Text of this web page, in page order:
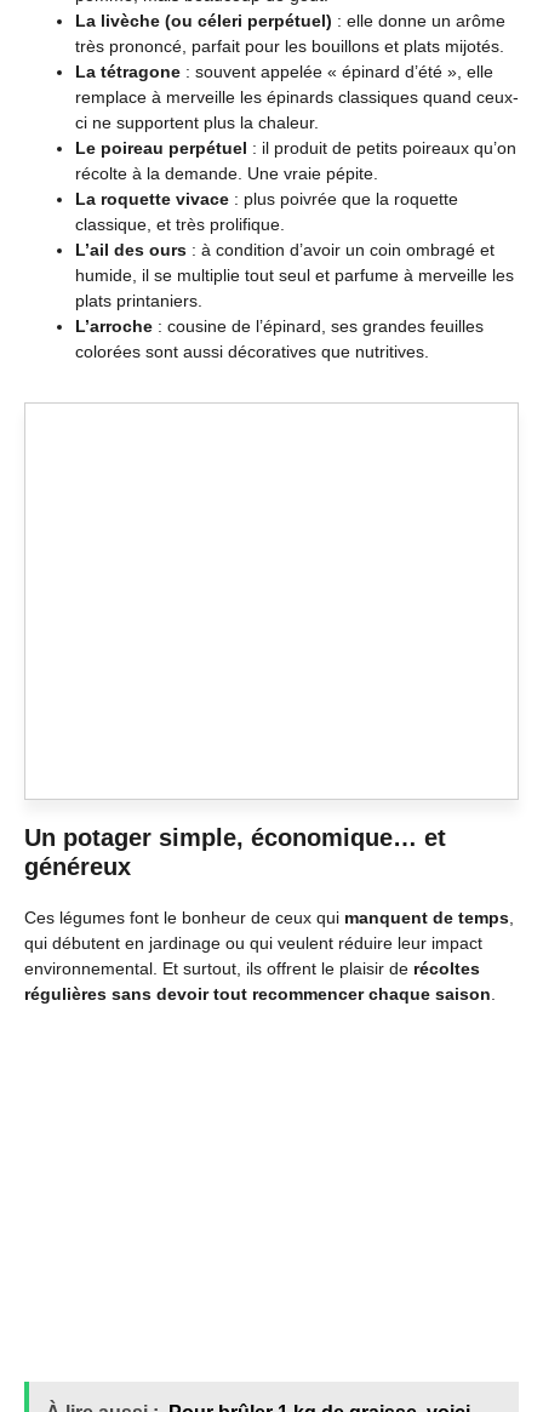
La livèche (ou céleri perpétuel) : elle donne un arôme
très prononcé, parfait pour les bouillons et plats mijotés.
La tétragone : souvent appelée « épinard d’été », elle
remplace à merveille les épinards classiques quand ceux-
ci ne supportent plus la chaleur.
Le poireau perpétuel : il produit de petits poireaux qu’on
récolte à la demande. Une vraie pépite.
La roquette vivace : plus poivrée que la roquette
classique, et très prolifique.
L’ail des ours : à condition d’avoir un coin ombragé et
humide, il se multiplie tout seul et parfume à merveille les
plats printaniers.
L’arroche : cousine de l’épinard, ses grandes feuilles
colorées sont aussi décoratives que nutritives.
Un potager simple, économique… et
généreux
Ces légumes font le bonheur de ceux qui manquent de temps,
qui débutent en jardinage ou qui veulent réduire leur impact
environnemental. Et surtout, ils offrent le plaisir de récoltes
régulières sans devoir tout recommencer chaque saison.